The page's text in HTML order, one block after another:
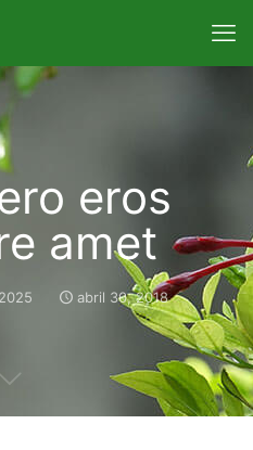
eros
amet
abril 30, 2018